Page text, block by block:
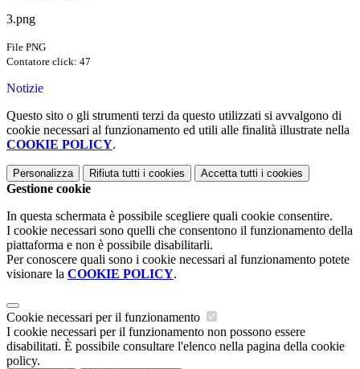
3.png
File PNG
Contatore click: 47
Notizie
Questo sito o gli strumenti terzi da questo utilizzati si avvalgono di
cookie necessari al funzionamento ed utili alle finalità illustrate nella
COOKIE POLICY.
Personalizza Rifiuta tutti i cookies Accetta tutti i cookies
Gestione cookie
In questa schermata è possibile scegliere quali cookie consentire.
I cookie necessari sono quelli che consentono il funzionamento della
piattaforma e non è possibile disabilitarli.
Per conoscere quali sono i cookie necessari al funzionamento potete
visionare la COOKIE POLICY.
Cookie necessari per il funzionamento
I cookie necessari per il funzionamento non possono essere
disabilitati. È possibile consultare l'elenco nella pagina della cookie
policy.